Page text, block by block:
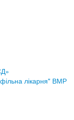
лікарня" ВМР